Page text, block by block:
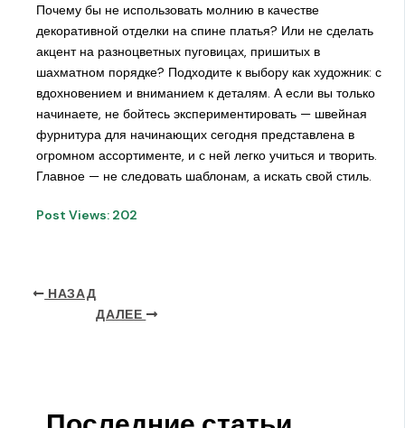
Почему бы не использовать молнию в качестве
декоративной отделки на спине платья? Или не сделать
акцент на разноцветных пуговицах, пришитых в
шахматном порядке? Подходите к выбору как художник: с
вдохновением и вниманием к деталям. А если вы только
начинаете, не бойтесь экспериментировать — швейная
фурнитура для начинающих сегодня представлена в
огромном ассортименте, и с ней легко учиться и творить.
Главное — не следовать шаблонам, а искать свой стиль.
Post Views: 202
НАЗАД
ДАЛЕЕ